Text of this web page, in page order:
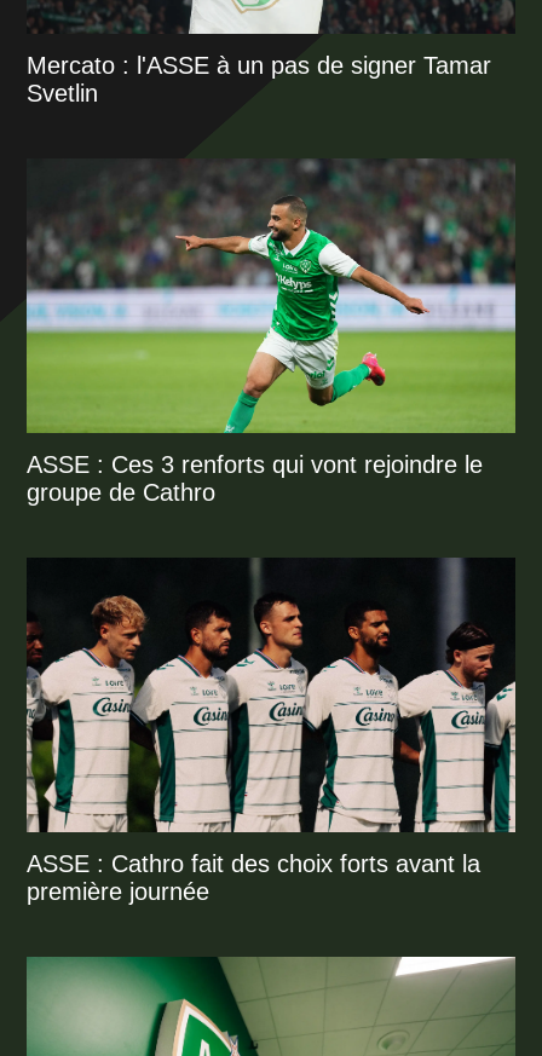
Mercato : l'ASSE à un pas de signer Tamar
Svetlin
ASSE : Ces 3 renforts qui vont rejoindre le
groupe de Cathro
ASSE : Cathro fait des choix forts avant la
première journée